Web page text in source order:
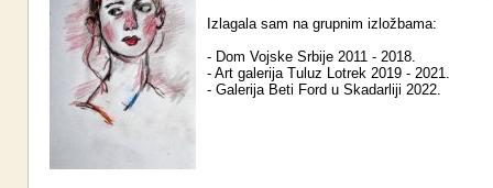
Izlagala sam na grupnim izložbama:
- Dom Vojske Srbije 2011 - 2018.
- Art galerija Tuluz Lotrek 2019 - 2021.
- Galerija Beti Ford u Skadarliji 2022.